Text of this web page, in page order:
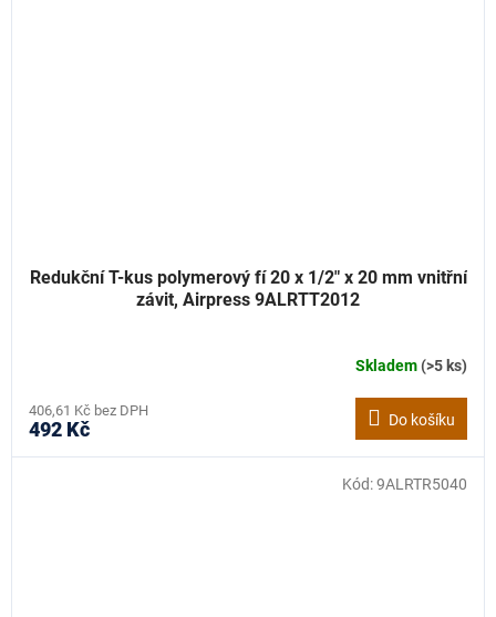
Redukční T-kus polymerový fí 20 x 1/2" x 20 mm vnitřní
závit, Airpress 9ALRTT2012
Skladem(>5 ks)
406,61 Kč bez DPH
492 Kč Do košíku
Kód:9ALRTR5040